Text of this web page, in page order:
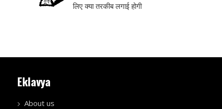
लिए क्या तरकीब लगाई होगी
Eklavya
About us